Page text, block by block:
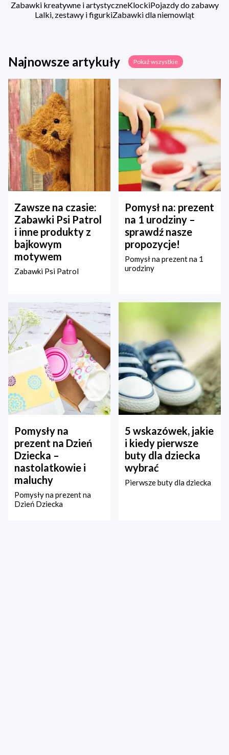
Zabawki kreatywne i artystyczneKlockiPojazdy do zabawy
Lalki, zestawy i figurkiZabawki dla niemowląt
Najnowsze artykuły Pokaż wszystkie
Zawsze na czasie:
Zabawki Psi Patrol
i inne produkty z
bajkowym
motywem
Zabawki Psi Patrol
Pomysł na: prezent
na 1 urodziny –
sprawdź nasze
propozycje!
Pomysł na prezent na 1
urodziny
Pomysły na
prezent na Dzień
Dziecka –
nastolatkowie i
maluchy
Pomysły na prezent na
Dzień Dziecka
5 wskazówek, jakie
i kiedy pierwsze
buty dla dziecka
wybrać
Pierwsze buty dla dziecka